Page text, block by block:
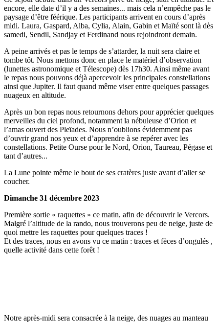
encore, elle date d’il y a des semaines... mais cela n’empêche pas le
paysage d’être féérique. Les participants arrivent en cours d’après
midi. Laura, Gaspard, Alba, Cylia, Alain, Gabin et Maïté sont là dès
samedi, Sendil, Sandjay et Ferdinand nous rejoindront demain.
A peine arrivés et pas le temps de s’attarder, la nuit sera claire et
tombe tôt. Nous mettons donc en place le matériel d’observation
(lunettes astronomique et Télescope) dès 17h30. Ainsi même avant
le repas nous pouvons déjà apercevoir les principales constellations
ainsi que Jupiter. Il faut quand même viser entre quelques passages
nuageux en altitude.
Après un bon repas nous retournons dehors pour apprécier quelques
merveilles du ciel profond, notamment la nébuleuse d’Orion et
l’amas ouvert des Pleïades. Nous n’oublions évidemment pas
d’ouvrir grand nos yeux et d’apprendre à se repérer avec les
constellations. Petite Ourse pour le Nord, Orion, Taureau, Pégase et
tant d’autres...
La Lune pointe même le bout de ses cratères juste avant d’aller se
coucher.
Dimanche 31 décembre 2023
Première sortie « raquettes » ce matin, afin de découvrir le Vercors.
Malgré l’altitude de la rando, nous trouverons peu de neige, juste de
quoi mettre les raquettes pour quelques traces !
Et des traces, nous en avons vu ce matin : traces et fèces d’ongulés ,
quelle activité dans cette forêt !
Notre après-midi sera consacrée à la neige, des nuages au manteau